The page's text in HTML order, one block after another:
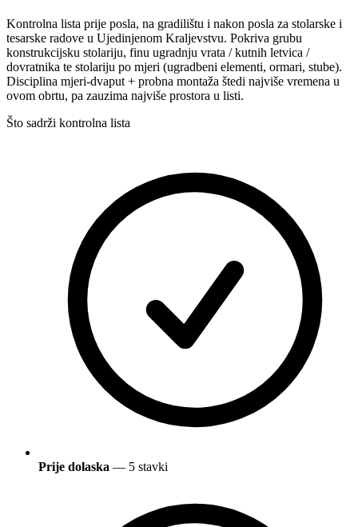
Kontrolna lista prije posla, na gradilištu i nakon posla za stolarske i
tesarske radove u Ujedinjenom Kraljevstvu. Pokriva grubu
konstrukcijsku stolariju, finu ugradnju vrata / kutnih letvica /
dovratnika te stolariju po mjeri (ugradbeni elementi, ormari, stube).
Disciplina mjeri-dvaput + probna montaža štedi najviše vremena u
ovom obrtu, pa zauzima najviše prostora u listi.
Što sadrži kontrolna lista
Prije dolaska — 5 stavki